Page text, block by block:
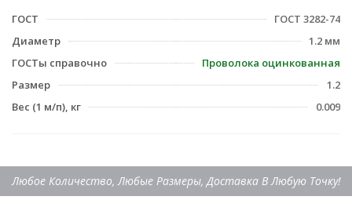
ГОСТ
ГОСТ 3282-74
Диаметр
1.2 мм
ГОСТы справочно
Проволока оцинкованная
Размер
1.2
Вес (1 м/п), кг
0.009
Любое Количество, Любые Размеры, Доставка В Любую Точку!